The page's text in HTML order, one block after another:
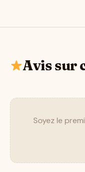
Avis sur
Soyez le